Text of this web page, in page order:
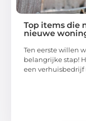
Top items die
nieuwe
Ten eerste willen
belangrijke stap!
een verhuisbedrijf